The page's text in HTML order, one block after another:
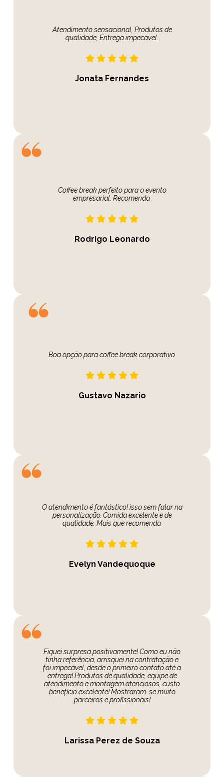
Atendimento sensacional, Produtos de
qualidade, Entrega impecavel.
Jonata Fernandes
Coffee break perfeito para o evento
empresarial. Recomendo.
Rodrigo Leonardo
Boa opção para coffee break corporativo.
Gustavo Nazario
O atendimento é fantástico! isso sem falar na
personalização. Comida excelente e de
qualidade. Mais que recomendo.
Evelyn Vandequoque
Fiquei surpresa positivamente! Como eu não
tinha referência, arrisquei na contratação e
foi impecável, desde o primeiro contato até a
entrega! Produtos de qualidade, equipe de
atendimento e montagem atenciosos, custo
benefício excelente! Mostraram-se muito
parceiros e profissionais!
Larissa Perez de Souza